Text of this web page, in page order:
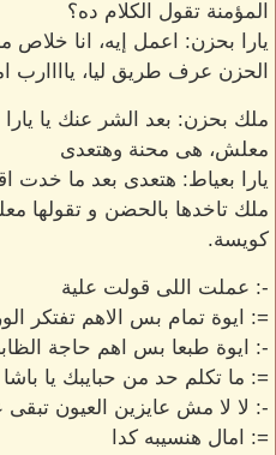
المؤمنة تقول الكلام ده؟
يارا بحزن: اعمل إيه، انا خلاص
الحزن عرف طريق ليا، ياااارب
ملك بحزن: بعد الشر عنك يا
معلش، هى محنة وهتعدى
يارا بعياط: هتعدى بعد ما خدت
ملك تاخدها بالحضن و تقولها
كويسة.
-: عملت اللى قولت علية
=: ايوة تمام بس الاهم تفتكر
-: ايوة طبعا بس اهم حاجة
=: ما تكلم حد من حبايبك يا باشا
-: لا لا مش عايزين العيون تبقى
=: امال هنسيبه كدا